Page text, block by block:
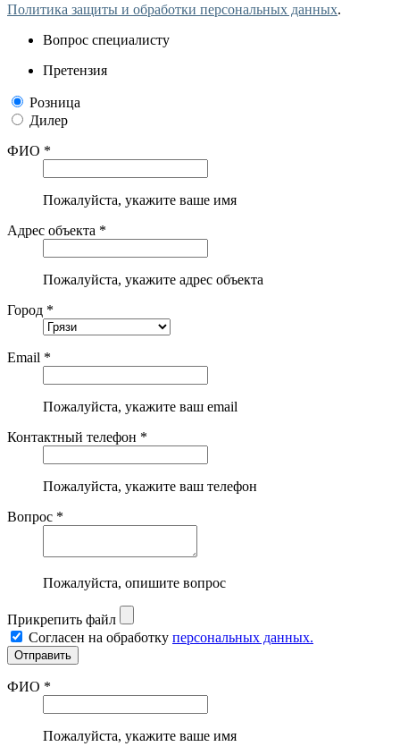
Политика защиты и обработки персональных данных.
Вопрос специалисту
Претензия
Розница
Дилер
ФИО *
Пожалуйста, укажите ваше имя
Адрес объекта *
Пожалуйста, укажите адрес объекта
Город *
Email *
Пожалуйста, укажите ваш email
Контактный телефон *
Пожалуйста, укажите ваш телефон
Вопрос *
Пожалуйста, опишите вопрос
Прикрепить файл
Согласен на обработку персональных данных.
ФИО *
Пожалуйста, укажите ваше имя